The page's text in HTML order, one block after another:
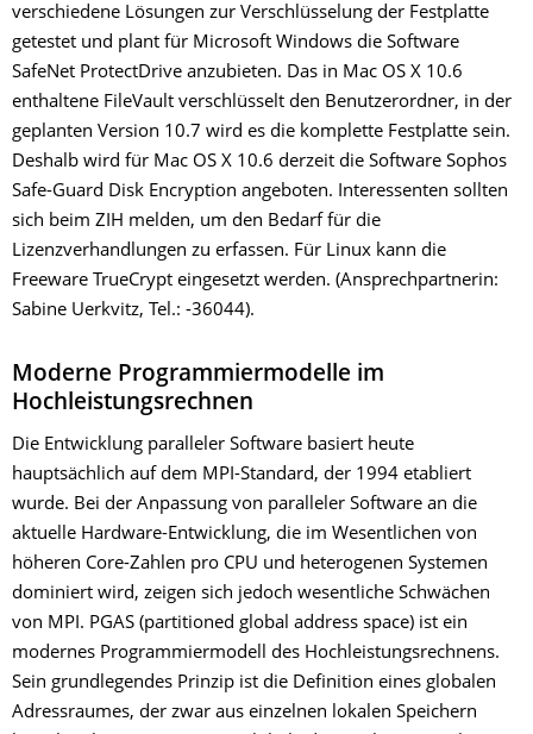
verschiedene Lösungen zur Verschlüsselung der Festplatte
getestet und plant für Microsoft Windows die Software
SafeNet ProtectDrive anzubieten. Das in Mac OS X 10.6
enthaltene FileVault verschlüsselt den Benutzerordner, in der
geplanten Version 10.7 wird es die komplette Festplatte sein.
Deshalb wird für Mac OS X 10.6 derzeit die Software Sophos
Safe-Guard Disk Encryption angeboten. Interessenten sollten
sich beim ZIH melden, um den Bedarf für die
Lizenzverhandlungen zu erfassen. Für Linux kann die
Freeware TrueCrypt eingesetzt werden. (Ansprechpartnerin:
Sabine Uerkvitz, Tel.: -36044).
Moderne Programmiermodelle im
Hochleistungsrechnen
Die Entwicklung paralleler Software basiert heute
hauptsächlich auf dem MPI-Standard, der 1994 etabliert
wurde. Bei der Anpassung von paralleler Software an die
aktuelle Hardware-Entwicklung, die im Wesentlichen von
höheren Core-Zahlen pro CPU und heterogenen Systemen
dominiert wird, zeigen sich jedoch wesentliche Schwächen
von MPI. PGAS (partitioned global address space) ist ein
modernes Programmiermodell des Hochleistungsrechnens.
Sein grundlegendes Prinzip ist die Definition eines globalen
Adressraumes, der zwar aus einzelnen lokalen Speichern